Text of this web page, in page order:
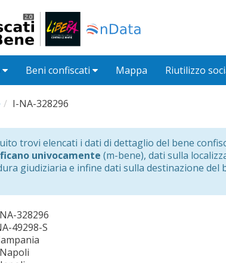
Beni confiscati Mappa Riutilizzo
I-NA-328296
trovi elencati i dati di dettaglio del bene
univocamente (m-bene), dati sulla
giudiziaria e infine dati sulla destinazione del
328296
49298-S
Napoli